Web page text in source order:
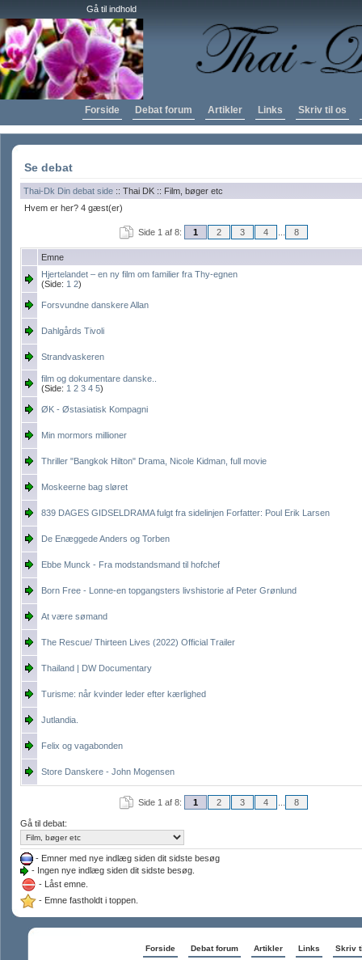
Gå til indhold
Forside Debat forum Artikler Links Skriv til os
Se debat
Thai-Dk Din debat side :: Thai DK :: Film, bøger etc
Hvem er her? 4 gæst(er)
Side 1 af 8: 1 2 3 4 8
Emne
Hjertelandet – en ny film om familier fra Thy-egnen
(Side: 1 2)
Forsvundne danskere Allan
Dahlgårds Tivoli
Strandvaskeren
film og dokumentare danske..
(Side: 1 2 3 4 5)
ØK - Østasiatisk Kompagni
Min mormors millioner
Thriller "Bangkok Hilton" Drama, Nicole Kidman, full movie
Moskeerne bag sløret
839 DAGES GIDSELDRAMA fulgt fra sidelinjen Forfatter: Poul Erik Larsen
De Enæggede Anders og Torben
Ebbe Munck - Fra modstandsmand til hofchef
Born Free - Lonne-en topgangsters livshistorie af Peter Grønlund
At være sømand
The Rescue/ Thirteen Lives (2022) Official Trailer
Thailand | DW Documentary
Turisme: når kvinder leder efter kærlighed
Jutlandia.
Felix og vagabonden
Store Danskere - John Mogensen
Side 1 af 8: 1 2 3 4 8
Gå til debat:
- Emner med nye indlæg siden dit sidste besøg
- Ingen nye indlæg siden dit sidste besøg.
- Låst emne.
- Emne fastholdt i toppen.
Forside Debat forum Artikler Links Skriv